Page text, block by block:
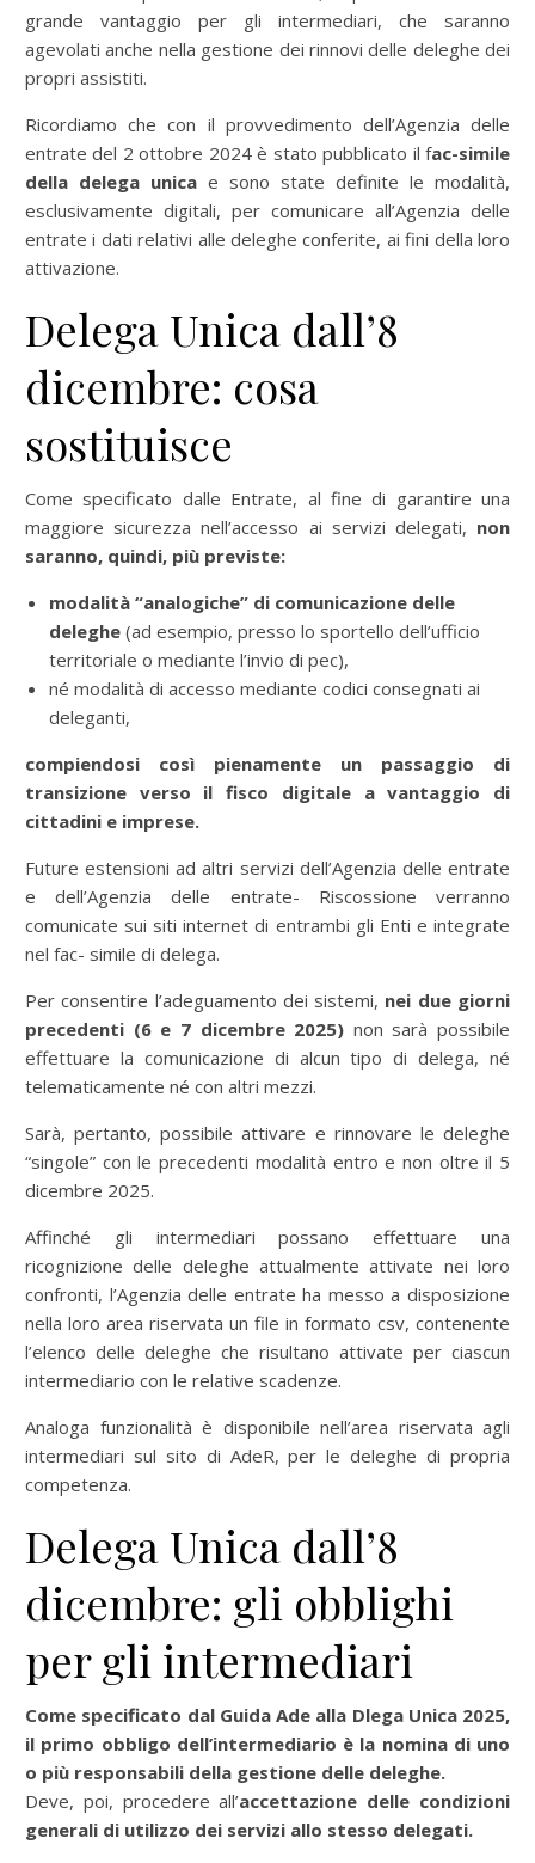
grande vantaggio per gli intermediari, che saranno
agevolati anche nella gestione dei rinnovi delle deleghe dei
propri assistiti.
Ricordiamo che con il provvedimento dell’Agenzia delle
entrate del 2 ottobre 2024 è stato pubblicato il fac-simile
della delega unica e sono state definite le modalità,
esclusivamente digitali, per comunicare all’Agenzia delle
entrate i dati relativi alle deleghe conferite, ai fini della loro
attivazione.
Delega Unica dall’8
dicembre: cosa
sostituisce
Come specificato dalle Entrate, al fine di garantire una
maggiore sicurezza nell’accesso ai servizi delegati, non
saranno, quindi, più previste:
modalità “analogiche” di comunicazione delle
deleghe (ad esempio, presso lo sportello dell’ufficio
territoriale o mediante l’invio di pec),
né modalità di accesso mediante codici consegnati ai
deleganti,
compiendosi così pienamente un passaggio di
transizione verso il fisco digitale a vantaggio di
cittadini e imprese.
Future estensioni ad altri servizi dell’Agenzia delle entrate
e dell’Agenzia delle entrate- Riscossione verranno
comunicate sui siti internet di entrambi gli Enti e integrate
nel fac- simile di delega.
Per consentire l’adeguamento dei sistemi, nei due giorni
precedenti (6 e 7 dicembre 2025) non sarà possibile
effettuare la comunicazione di alcun tipo di delega, né
telematicamente né con altri mezzi.
Sarà, pertanto, possibile attivare e rinnovare le deleghe
“singole” con le precedenti modalità entro e non oltre il 5
dicembre 2025.
Affinché gli intermediari possano effettuare una
ricognizione delle deleghe attualmente attivate nei loro
confronti, l’Agenzia delle entrate ha messo a disposizione
nella loro area riservata un file in formato csv, contenente
l’elenco delle deleghe che risultano attivate per ciascun
intermediario con le relative scadenze.
Analoga funzionalità è disponibile nell’area riservata agli
intermediari sul sito di AdeR, per le deleghe di propria
competenza.
Delega Unica dall’8
dicembre: gli obblighi
per gli intermediari
Come specificato dal Guida Ade alla Dlega Unica 2025,
il primo obbligo dell’intermediario è la nomina di uno
o più responsabili della gestione delle deleghe.
Deve, poi, procedere all’accettazione delle condizioni
generali di utilizzo dei servizi allo stesso delegati.